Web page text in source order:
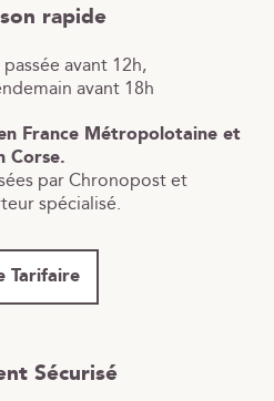
rapide
avant 12h,
avant 18h
France Métropolotaine et
Corse.
par Chronopost et
spécialisé.
Tarifaire
Sécurisé